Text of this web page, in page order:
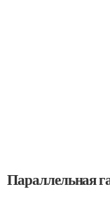
Параллельная